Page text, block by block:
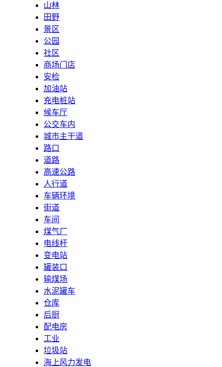
山林
田野
景区
公园
社区
商场门店
安检
加油站
充电桩站
候车厅
公交车内
城市主干道
路口
道路
高速公路
人行道
车辆环境
街道
车间
煤气厂
电线杆
变电站
罐装口
输煤场
水泥罐车
仓库
后厨
配电房
工业
垃圾站
海上风力发电